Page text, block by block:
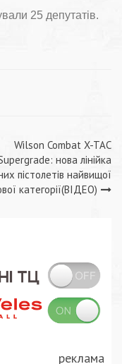
25 депутатів.
Wilson Combat X-TAC
нова лінійка
пістолетів найвищої
категорії(ВІДЕО)